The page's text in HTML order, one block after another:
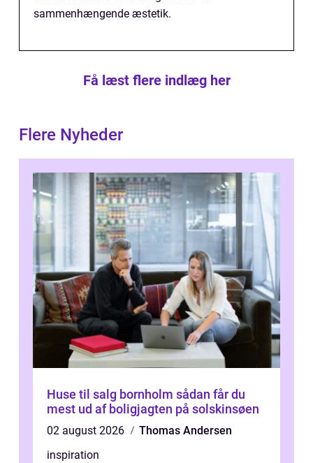
sammenhængende æstetik.
Få læst flere indlæg her
Flere Nyheder
Huse til salg bornholm sådan får du
mest ud af boligjagten på solskinsøen
02 august 2026
Thomas Andersen
inspiration